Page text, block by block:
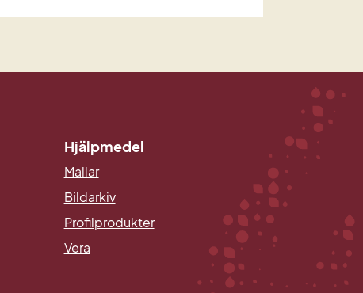
Hjälpmedel
Mallar
BildarkivLänk till annan webbplats.
Profilprodukter
Vera